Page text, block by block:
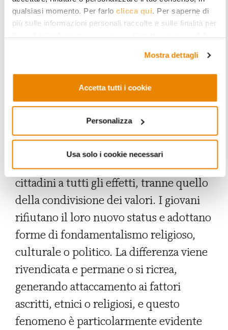
qualsiasi momento. Per farlo clicca qui. Per saperne di
più sulle informazioni personali raccolte e sulle finalità per
Mostra dettagli
Accetta tutti i cookie
Personalizza
Usa solo i cookie necessari
atteggiamenti esteriori (l’abbigliamento,
la musica…), il cui significato è “io non
studi sulle seconde generazioni
[Ambrosini, Molina, 2004; Queirolo
che sempre più spesso, a partire da
paesi come la Francia e l’Inghilterra, ci
sono molti ragazzi ben inseriti nella
scuola ma discriminati nella società,
cittadini a tutti gli effetti, tranne quello
della condivisione dei valori. I giovani
rifiutano il loro nuovo status e adottano
forme di fondamentalismo religioso,
culturale o politico. La differenza viene
rivendicata e permane o si ricrea,
generando attaccamento ai fattori
ascritti, etnici o religiosi, e questo
fenomeno è particolarmente evidente